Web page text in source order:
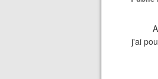
j'ai